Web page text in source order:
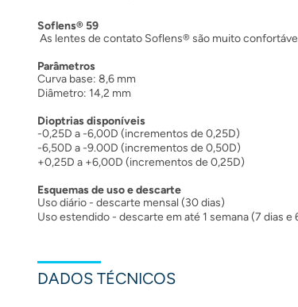
Soflens® 59
As lentes de contato Soflens® são muito
Parâmetros
Curva base: 8,6 mm
Diâmetro: 14,2 mm
Dioptrias disponíveis
-0,25D a -6,00D (incrementos de 0,25D)
-6,50D a -9.00D (incrementos de 0,50D)
+0,25D a +6,00D (incrementos de 0,25D)
Esquemas de uso e descarte
Uso diário - descarte mensal (30 dias)
Uso estendido - descarte em até 1 semana (7 dias
DADOS TÉCNICOS